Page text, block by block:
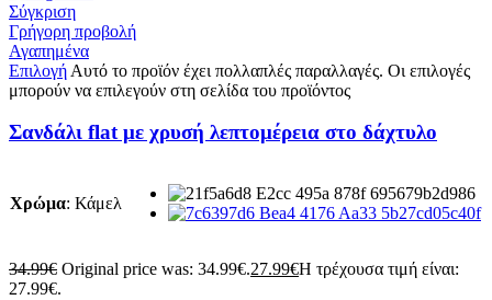
Σύγκριση
Γρήγορη προβολή
Αγαπημένα
Επιλογή Αυτό το προϊόν έχει πολλαπλές παραλλαγές. Οι επιλογές
μπορούν να επιλεγούν στη σελίδα του προϊόντος
Σανδάλι flat με χρυσή λεπτομέρεια στο δάχτυλο
Χρώμα: Κάμελ
34.99€ Original price was: 34.99€.27.99€Η τρέχουσα τιμή είναι:
27.99€.